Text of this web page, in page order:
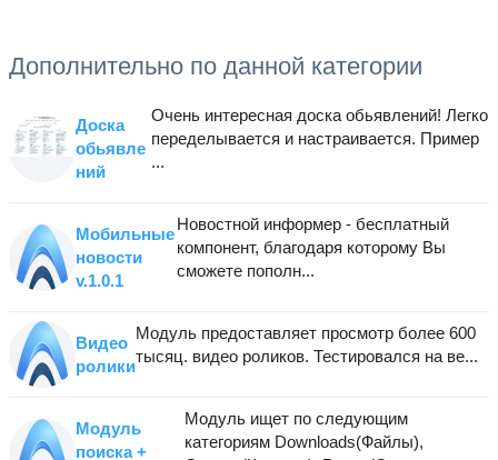
Дополнительно по данной категории
Доска
обьявле
ний
Очень интересная доска обьявлений! Легко
переделывается и настраивается. Пример
...
Мобильные
новости
v.1.0.1
Новостной информер - бесплатный
компонент, благодаря которому Вы
сможете пополн...
Видео
ролики
Модуль предоставляет просмотр более 600
тысяц. видео роликов. Тестировался на ве...
Модуль
поиска +
Модуль ищет по следующим
категориям Downloads(Файлы),